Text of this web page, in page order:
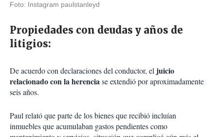
Foto: Instagram paulstanleyd
Propiedades con deudas y años de
litigios:
De acuerdo con declaraciones del conductor, el juicio
relacionado con la herenciase extendió por aproximadamente
seis años.
Paul relató que parte de los bienes que recibió incluían
inmuebles que acumulaban gastos pendientes como